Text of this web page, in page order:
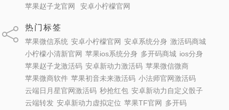
苹果赵子龙官网
安卓小柠檬官网
热门标签
苹果微信系统 安卓小柠檬官网 安卓系统分身 激活码商城
小柠檬小清新官网 苹果ios系统分身 多开码商城 ios分身
苹果赵子龙激活码 安卓新动力激活码 苹果微信微商
苹果微商软件 苹果初音未来激活码 小法师官网激活码
云端日月星官网激活码 秒抢红包 安卓新动力自定义骰子
云端转发 安卓新动力虚拟定位 苹果TF官网 多开码